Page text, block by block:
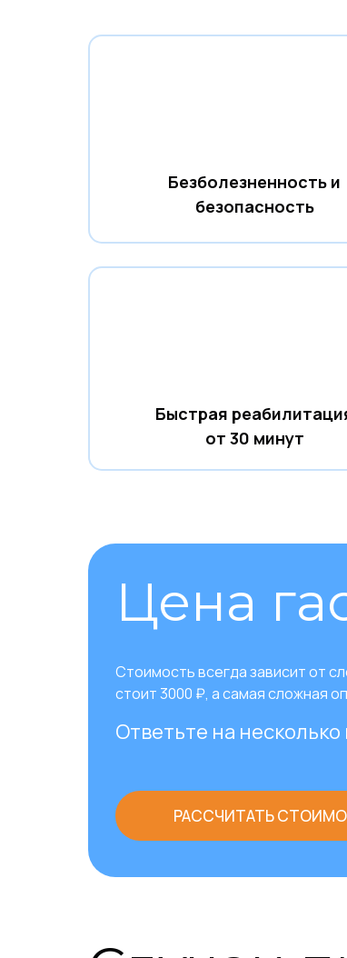
Безболезненность и
безопасность
Быстрая
от 30 минут
Цена
Стоимость всегда зависит от
стоит 3000 ₽, а самая сложная
Ответьте на
РАССЧИТАТЬ